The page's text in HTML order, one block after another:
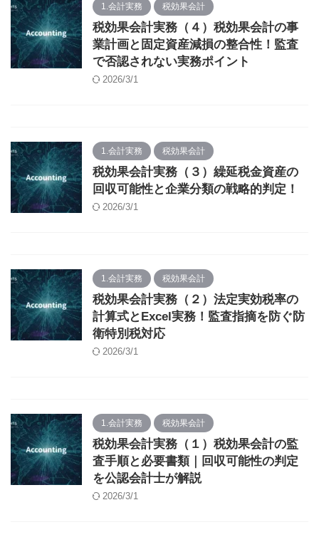
1.会計実務 税効果会計
税効果会計実務（４）税効果会計の事
業計画と固定資産減損の整合性！監査
で否認されない実務ポイント
2026/3/1
1.会計実務 税効果会計
税効果会計実務（３）繰延税金資産の
回収可能性と企業分類の戦略的判定！
2026/3/1
1.会計実務 税効果会計
税効果会計実務（２）法定実効税率の
計算式とExcel実務！監査指摘を防ぐ防
衛特別税対応
2026/3/1
1.会計実務 税効果会計
税効果会計実務（１）税効果会計の監
査手順と必要書類｜回収可能性の判定
を公認会計士が解説
2026/3/1